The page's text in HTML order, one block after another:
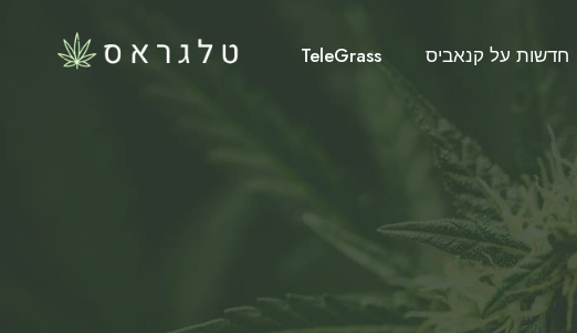
חדשות על קנאביס TeleGrass